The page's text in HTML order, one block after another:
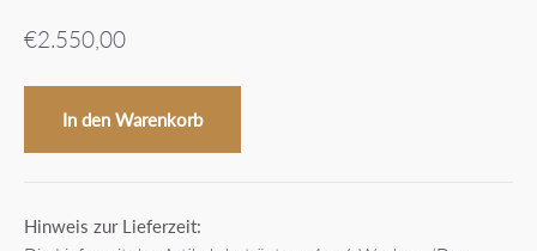
Angebot
€2.550,00
In den Warenkorb
Hinweis zur Lieferzeit: